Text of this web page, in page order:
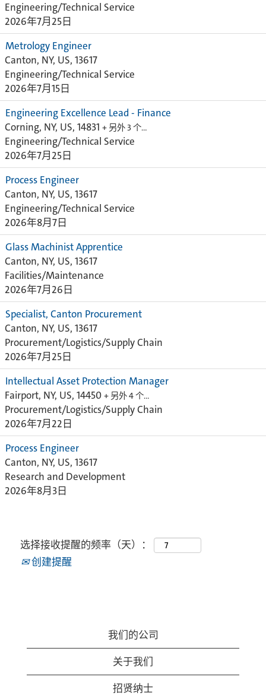
Engineering/Technical Service
2026年7月25日
Metrology Engineer
Canton, NY, US, 13617
Engineering/Technical Service
2026年7月15日
Engineering Excellence Lead - Finance
Corning, NY, US, 14831 + 另外 3 个…
Engineering/Technical Service
2026年7月25日
Process Engineer
Canton, NY, US, 13617
Engineering/Technical Service
2026年8月7日
Glass Machinist Apprentice
Canton, NY, US, 13617
Facilities/Maintenance
2026年7月26日
Specialist, Canton Procurement
Canton, NY, US, 13617
Procurement/Logistics/Supply Chain
2026年7月25日
Intellectual Asset Protection Manager
Fairport, NY, US, 14450 + 另外 4 个…
Procurement/Logistics/Supply Chain
2026年7月22日
Process Engineer
Canton, NY, US, 13617
Research and Development
2026年8月3日
选择接收提醒的频率（天）：
创建提醒
我们的公司
关于我们
招贤纳士